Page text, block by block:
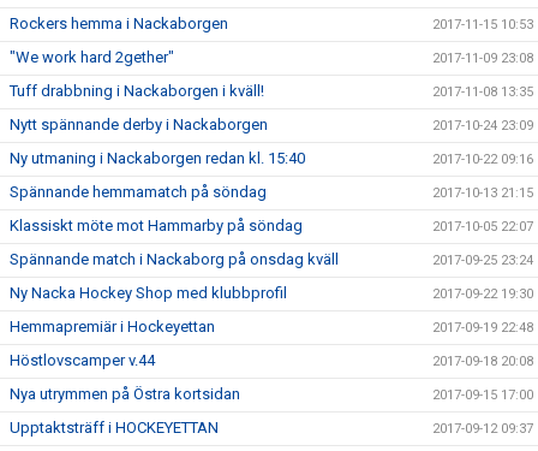
Rockers hemma i Nackaborgen 2017-11-15 10:53
"We work hard 2gether" 2017-11-09 23:08
Tuff drabbning i Nackaborgen i kväll! 2017-11-08 13:35
Nytt spännande derby i Nackaborgen 2017-10-24 23:09
Ny utmaning i Nackaborgen redan kl. 15:40 2017-10-22 09:16
Spännande hemmamatch på söndag 2017-10-13 21:15
Klassiskt möte mot Hammarby på söndag 2017-10-05 22:07
Spännande match i Nackaborg på onsdag kväll 2017-09-25 23:24
Ny Nacka Hockey Shop med klubbprofil 2017-09-22 19:30
Hemmapremiär i Hockeyettan 2017-09-19 22:48
Höstlovscamper v.44 2017-09-18 20:08
Nya utrymmen på Östra kortsidan 2017-09-15 17:00
Upptaktsträff i HOCKEYETTAN 2017-09-12 09:37